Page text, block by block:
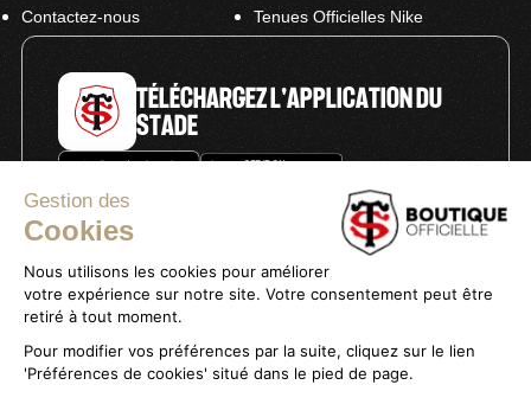
Gestion des
Cookies
Nous utilisons les cookies pour améliorer
votre expérience sur notre site. Votre consentement peut être
retiré à tout moment.
Pour modifier vos préférences par la suite, cliquez sur le lien
'Préférences de cookies' situé dans le pied de page.
Contactez-nous
Tenues Officielles Nike
TÉLÉCHARGEZ L'APPLICATION DU
STADE
Conditions générales de vente